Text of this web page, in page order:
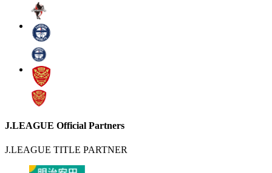
J.LEAGUE Official Partners
J.LEAGUE TITLE PARTNER